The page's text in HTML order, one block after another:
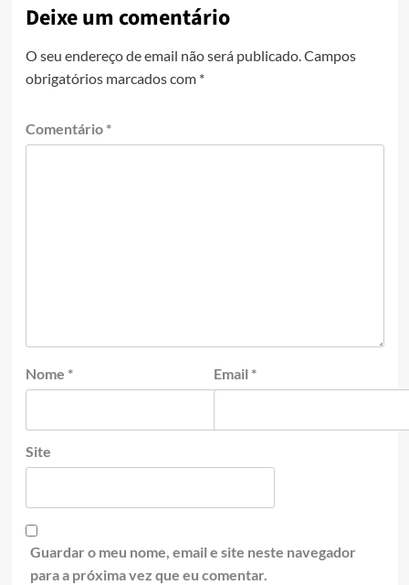
Deixe um comentário
O seu endereço de email não será publicado.Campos
obrigatórios marcados com *
Comentário *
Nome * Email *
Site
Guardar o meu nome, email e site neste navegador
para a próxima vez que eu comentar.